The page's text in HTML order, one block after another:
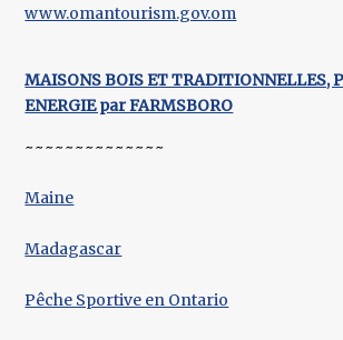
www.omantourism.gov.om
MAISONS BOIS ET TRADITIONNELLES,
ENERGIE par FARMSBORO
~~~~~~~~~~~~~~
Maine
Madagascar
Pêche Sportive en Ontario